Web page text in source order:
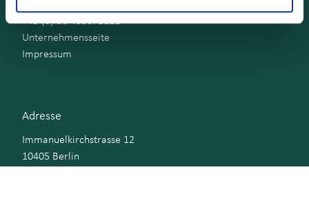
+49 (0) 30 403672121
Unternehmensseite
Impressum
Adresse
Immanuelkirchstrasse 12
10405 Berlin